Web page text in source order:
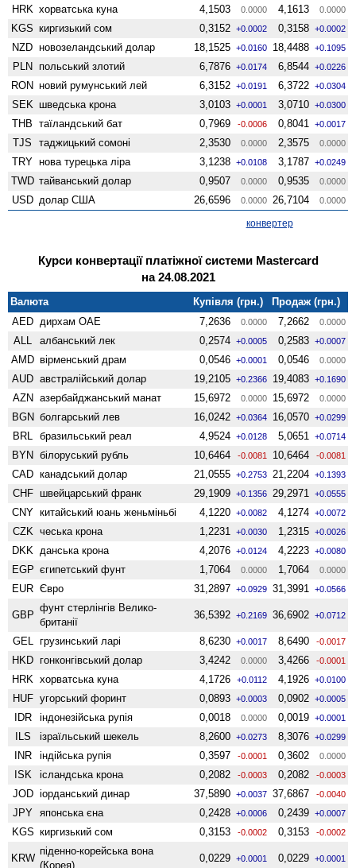
HRK хорватська куна 4,1503 0.0000 4,1613 0.0000
KGS киргизький сом 0,3152 +0.0002 0,3158 +0.0002
NZD ново­зеландський долар 18,1525 +0.0160 18,4488 +0.1095
PLN польський злотий 6,7876 +0.0174 6,8544 +0.0226
RON новий румунський лей 6,3152 +0.0191 6,3722 +0.0304
SEK шведська крона 3,0103 +0.0001 3,0710 +0.0300
THB таїландський бат 0,7969 -0.0006 0,8041 +0.0017
TJS таджицький сомоні 2,3530 0.0000 2,3575 0.0000
TRY нова турецька ліра 3,1238 +0.0108 3,1787 +0.0249
TWD тайванський долар 0,9507 0.0000 0,9535 0.0000
USD долар США 26,6596 0.0000 26,7104 0.0000
конвертер
Курси конвертації платіжної системи Mastercard
на 24.08.2021
Валюта Купівля (грн.)
Продаж (грн.)
AED дирхам ОАЕ 7,2636 0.0000 7,2662 0.0000
ALL албанський лек 0,2574 +0.0005 0,2583 +0.0007
AMD вiрменський драм 0,0546 +0.0001 0,0546 0.0000
AUD австралійський долар 19,2105 +0.2366 19,4083 +0.1690
AZN азербайджанський манат 15,6972 0.0000 15,6972 0.0000
BGN болгарський лев 16,0242 +0.0364 16,0570 +0.0299
BRL бразильський реал 4,9524 +0.0128 5,0651 +0.0714
BYN білоруський рубль 10,6464 -0.0081 10,6464 -0.0081
CAD канадський долар 21,0555 +0.2753 21,2204 +0.1393
CHF швейцарський франк 29,1909 +0.1356 29,2971 +0.0555
CNY китайський юань женьмiньбi 4,1220 +0.0082 4,1274 +0.0072
CZK чеська крона 1,2231 +0.0030 1,2315 +0.0026
DKK данська крона 4,2076 +0.0124 4,2223 +0.0080
EGP єгипетський фунт 1,7064 0.0000 1,7064 0.0000
EUR Євро 31,2897 +0.0929 31,3991 +0.0566
GBP
фунт стерлінгів Велико­
британії
36,5392 +0.2169 36,6902 +0.0712
GEL грузинський ларі 8,6230 +0.0017 8,6490 -0.0017
HKD гонконгівський долар 3,4242 0.0000 3,4266 -0.0001
HRK хорватська куна 4,1726 +0.0112 4,1926 +0.0100
HUF угорський форинт 0,0893 +0.0003 0,0902 +0.0005
IDR індонезійська рупія 0,0018 0.0000 0,0019 +0.0001
ILS ізраїльський шекель 8,2600 +0.0273 8,3076 +0.0299
INR індійська рупія 0,3597 -0.0001 0,3602 0.0000
ISK ісландська крона 0,2082 -0.0003 0,2082 -0.0003
JOD іорданський динар 37,5890 +0.0037 37,6867 -0.0040
JPY японська єна 0,2428 +0.0006 0,2439 +0.0007
KGS киргизький сом 0,3153 -0.0002 0,3153 -0.0002
KRW
піденно-корейська вона
(Корея)
0,0229 +0.0001 0,0229 +0.0001